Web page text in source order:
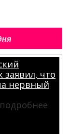
заявил, что
нервный